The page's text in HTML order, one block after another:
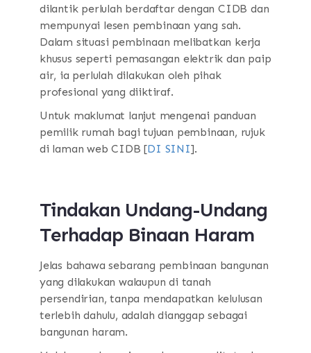
dilantik perlulah berdaftar dengan CIDB dan
mempunyai lesen pembinaan yang sah.
Dalam situasi pembinaan melibatkan kerja
khusus seperti pemasangan elektrik dan paip
air, ia perlulah dilakukan oleh pihak
profesional yang diiktiraf.
Untuk maklumat lanjut mengenai panduan
pemilik rumah bagi tujuan pembinaan, rujuk
di laman web CIDB [DI SINI].
Tindakan Undang-Undang
Terhadap Binaan Haram
Jelas bahawa sebarang pembinaan bangunan
yang dilakukan walaupun di tanah
persendirian, tanpa mendapatkan kelulusan
terlebih dahulu, adalah dianggap sebagai
bangunan haram.